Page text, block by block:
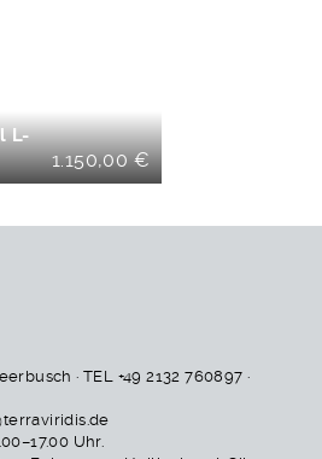
L-
1.150,00€
· TEL +49 2132 760897 ·
Uhr.